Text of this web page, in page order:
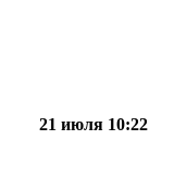
21 июля 10:22